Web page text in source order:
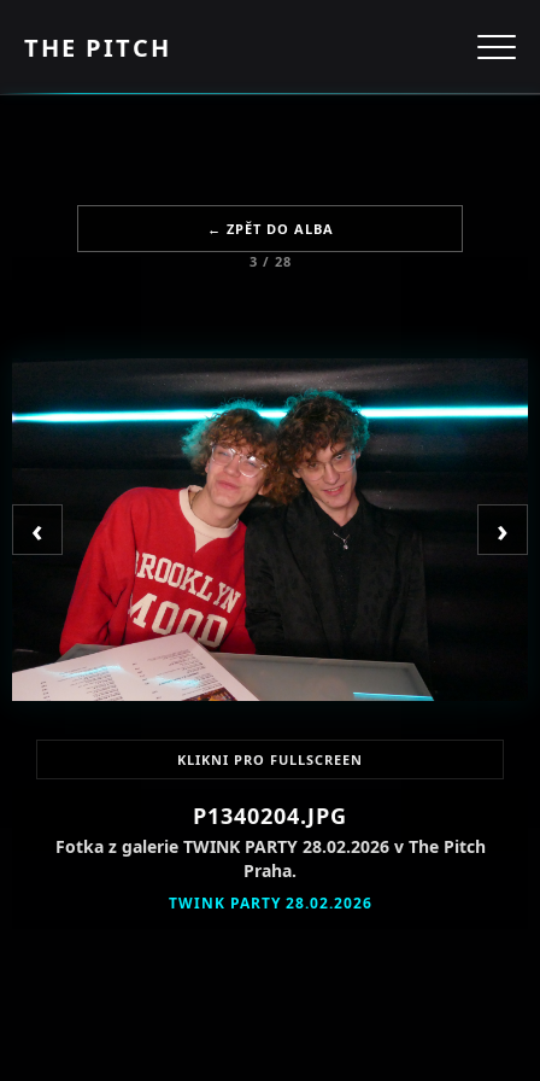
THE PITCH
← ZPĚT DO ALBA
3 / 28
‹ ›
KLIKNI PRO FULLSCREEN
P1340204.JPG
Fotka z galerie TWINK PARTY 28.02.2026 v The Pitch
Praha.
TWINK PARTY 28.02.2026